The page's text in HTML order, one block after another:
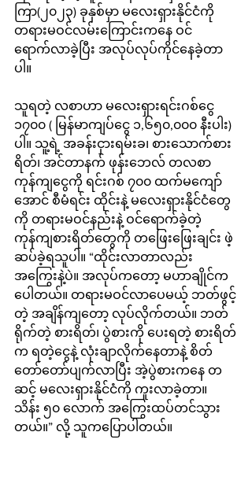
ကြာ(၂၀၂၃) ခုနှစ်မှာ မလေးရှားနိုင်ငံကို
တရားမဝင်လမ်းကြောင်းကနေ ဝင်
ရောက်လာခဲ့ပြီး အလုပ်လုပ်ကိုင်နေခဲ့တာ
ပါ။
သူရတဲ့ လစာဟာ မလေးရှားရင်းဂစ်ငွေ
၁၇၀၀ ( မြန်မာကျပ်ငွေ ၁,၆၅၀,၀၀၀ နီးပါး)
ပါ။ သူ့ရဲ့ အခန်းငှားရမ်းခ၊ စားသောက်စား
ရိတ်၊ အင်တာနက် ဖုန်းဘေလ် တလစာ
ကုန်ကျငွေကို ရင်းဂစ် ၇၀၀ ထက်မကျော်
အောင် စီမံရင်း ထိုင်းနဲ့ မလေးရှားနိုင်ငံတွေ
ကို တရားမဝင်နည်းနဲ့ ဝင်ရောက်ခဲ့တဲ့
ကုန်ကျစားရိတ်တွေကို တဖြေးဖြေးချင်း ဖဲ့
ဆပ်ခဲ့ရသူပါ။ “ထိုင်းလာတာလည်း
အကြွေးနဲ့ပဲ။ အလုပ်ကတော့ မဟာချိုင်က
ပေါတယ်။ တရားမဝင်လာပေမယ့် ဘတ်ဖွင့်
တဲ့ အချိန်ကျတော့ လုပ်လိုက်တယ်။ ဘတ်
ရိုက်တဲ့ စားရိတ်၊ ပွဲစားကို ပေးရတဲ့ စားရိတ်
က ရတဲ့ငွေနဲ့ လုံးချာလိုက်နေတာနဲ့ စိတ်
တော်တော်ပျက်လာပြီး အဲ့ပွဲစားကနေ တ
ဆင့် မလေးရှားနိုင်ငံကို ကူးလာခဲ့တာ။
သိန်း ၅၀ လောက် အကြွေးထပ်တင်သွား
တယ်။” လို့ သူကပြောပါတယ်။